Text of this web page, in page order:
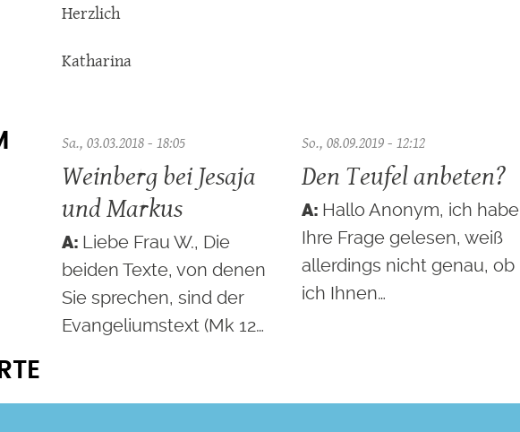
Herzlich
Katharina
Sa., 03.03.2018 - 18:05
Weinberg bei Jesaja
und Markus
Liebe Frau W., Die
beiden Texte, von denen
Sie sprechen, sind der
Evangeliumstext (Mk 12…
So., 08.09.2019 - 12:12
Den Teufel anbeten?
Hallo Anonym, ich habe
Ihre Frage gelesen, weiß
allerdings nicht genau, ob
ich Ihnen…